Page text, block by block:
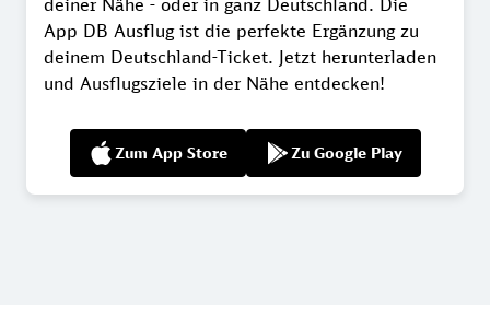
App DB Ausflug ist die perfekte Ergänzung zu
deinem Deutschland-Ticket. Jetzt herunterladen
und Ausflugsziele in der Nähe entdecken!
Zum App Store Zu Google Play